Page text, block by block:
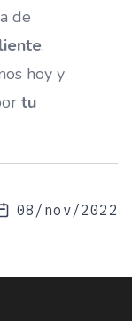
de
.
hoy y
tu
08/nov/2022